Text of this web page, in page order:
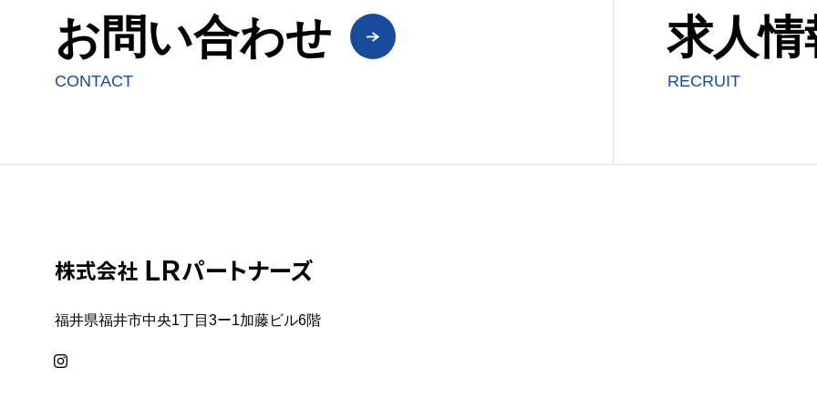
お問い合わせ
CONTACT
求人情
RECRUIT
福井県福井市中央1丁目3ー1加藤ビル6階